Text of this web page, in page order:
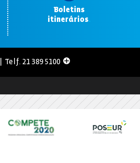
Boletins
itinerários.
| Telf. 21 389 5100